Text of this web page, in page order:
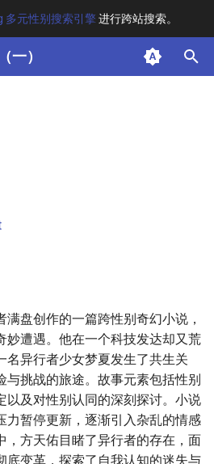
多元性别搜索引擎进行跨站搜索。
一）
满盘创作的一篇跨性别奇幻小说，
妙遭遇。他在一个科技发达却又荒
名异行者少女梦夏发生了共生关
与挑战的旅途。故事元素包括性别
以及对性别认同的深刻探讨。小说
力暂停更新，逐渐引入杂乱的情感
，方天佑目睹了异行者的存在，面
底变革，探索了自我认知的迷失与